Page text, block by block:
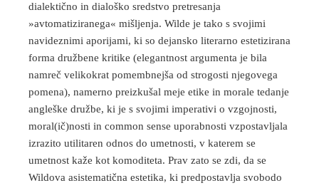
dialektično in dialoško sredstvo pretresanja
»avtomatiziranega« mišljenja. Wilde je tako s svojimi
navideznimi aporijami, ki so dejansko literarno estetizirana
forma družbene kritike (elegantnost argumenta je bila
namreč velikokrat pomembnejša od strogosti njegovega
pomena), namerno preizkušal meje etike in morale tedanje
angleške družbe, ki je s svojimi imperativi o vzgojnosti,
moral(ič)nosti in common sense uporabnosti vzpostavljala
izrazito utilitaren odnos do umetnosti, v katerem se
umetnost kaže kot komoditeta. Prav zato se zdi, da se
Wildova asistematična estetika, ki predpostavlja svobodo